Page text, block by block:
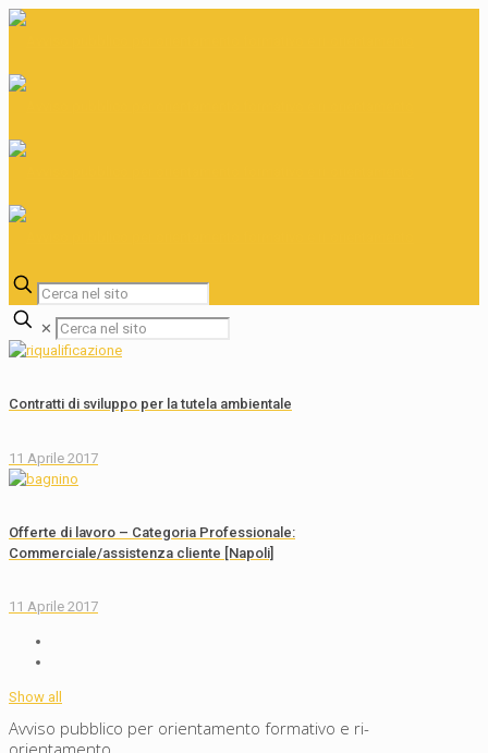
✕
Contratti di sviluppo per la tutela ambientale
11 Aprile 2017
Offerte di lavoro – Categoria Professionale:
Commerciale/assistenza cliente [Napoli]
11 Aprile 2017
Show all
Avviso pubblico per orientamento formativo e ri-